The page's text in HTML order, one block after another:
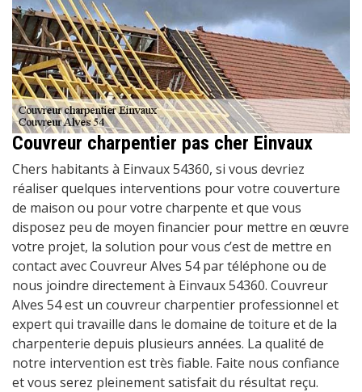
Couvreur charpentier pas cher Einvaux
Chers habitants à Einvaux 54360, si vous devriez
réaliser quelques interventions pour votre couverture
de maison ou pour votre charpente et que vous
disposez peu de moyen financier pour mettre en œuvre
votre projet, la solution pour vous c’est de mettre en
contact avec Couvreur Alves 54 par téléphone ou de
nous joindre directement à Einvaux 54360. Couvreur
Alves 54 est un couvreur charpentier professionnel et
expert qui travaille dans le domaine de toiture et de la
charpenterie depuis plusieurs années. La qualité de
notre intervention est très fiable. Faite nous confiance
et vous serez pleinement satisfait du résultat reçu.